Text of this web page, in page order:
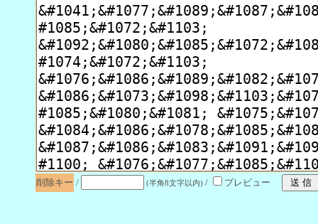
削除キー / (半角8文字以内) / プレビュー